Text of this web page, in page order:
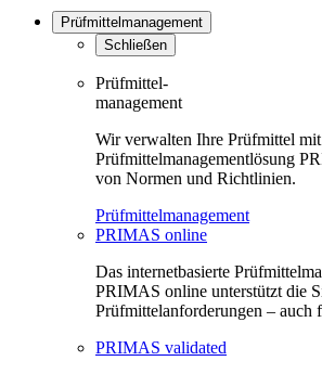
Prüfmittelmanagement
Schließen
Prüfmittel-
management
Wir verwalten Ihre Prüfmittel
Prüfmittelmanagementlösung
von Normen und Richtlinien.
Prüfmittelmanagement
PRIMAS online
Das internetbasierte
PRIMAS online unterstützt die
Prüfmittelanforderungen – auch
PRIMAS validated